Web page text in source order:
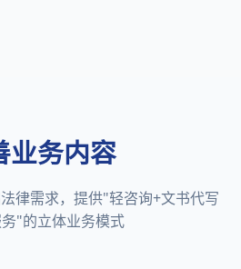
业务内容
律需求，提供"轻咨询+文书代写
"的立体业务模式